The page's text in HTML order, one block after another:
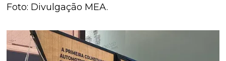
Foto: Divulgação MEA.